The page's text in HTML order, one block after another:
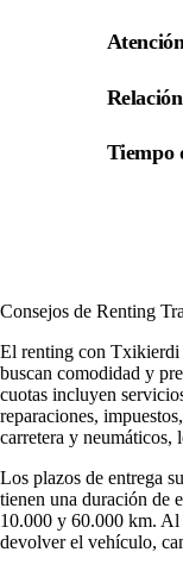
Tiempo
Consejos de Renting
El renting con Txikierdi
buscan comodidad y
cuotas incluyen
reparaciones,
carretera y neumáticos,
Los plazos de entrega
tienen una duración de
10.000 y 60.000 km. Al
devolver el vehículo,